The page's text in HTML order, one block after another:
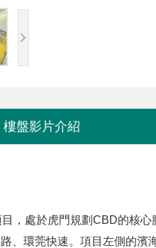
樓盤影片介紹
，處於虎門規劃CBD的核心
、環莞快速。 項目左側的濱